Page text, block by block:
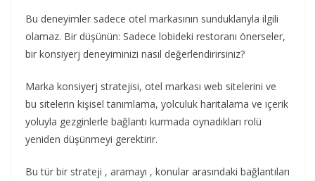
Bu deneyimler sadece otel markasının sunduklarıyla ilgili
olamaz. Bir düşünün: Sadece lobideki restoranı önerseler,
bir konsiyerj deneyiminizi nasıl değerlendirirsiniz?
Marka konsiyerj stratejisi, otel markası web sitelerini ve
bu sitelerin kişisel tanımlama, yolculuk haritalama ve içerik
yoluyla gezginlerle bağlantı kurmada oynadıkları rolü
yeniden düşünmeyi gerektirir.
Bu tür bir strateji , aramayı , konular arasındaki bağlantıları